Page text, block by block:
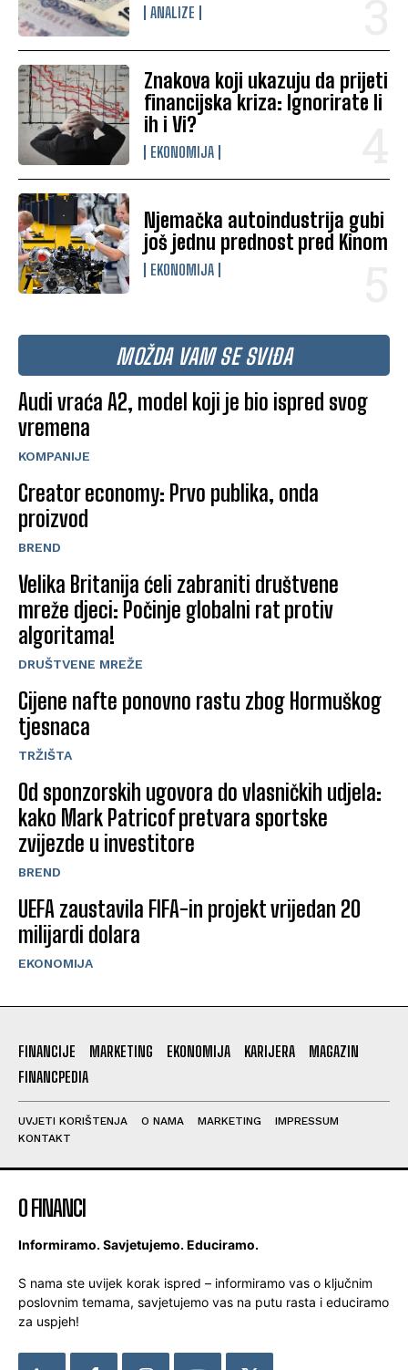
ANALIZE
Znakova koji ukazuju da prijeti
financijska kriza: Ignorirate li
ih i Vi?
EKONOMIJA
Njemačka autoindustrija gubi
još jednu prednost pred Kinom
EKONOMIJA
MOŽDA VAM SE SVIĐA
Audi vraća A2, model koji je bio ispred svog
vremena
KOMPANIJE
Creator economy: Prvo publika, onda
proizvod
BREND
Velika Britanija ćeli zabraniti društvene
mreže djeci: Počinje globalni rat protiv
algoritama!
DRUŠTVENE MREŽE
Cijene nafte ponovno rastu zbog Hormuškog
tjesnaca
TRŽIŠTA
Od sponzorskih ugovora do vlasničkih udjela:
kako Mark Patricof pretvara sportske
zvijezde u investitore
BREND
UEFA zaustavila FIFA-in projekt vrijedan 20
milijardi dolara
EKONOMIJA
FINANCIJE MARKETING EKONOMIJA KARIJERA
MAGAZIN
FINANCPEDIA
UVJETI KORIŠTENJA O NAMA MARKETING
IMPRESSUM
KONTAKT
O FINANCI
Informiramo. Savjetujemo. Educiramo.
S nama ste uvijek korak ispred – informiramo vas o ključnim
poslovnim temama, savjetujemo vas na putu rasta i educiramo
za uspjeh!